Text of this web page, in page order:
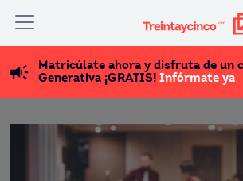
Matricúlate ahora y disfruta de un
Generativa ¡GRATIS! Infórmate ya